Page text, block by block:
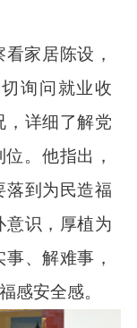
家居陈设，
询问就业收
，详细了解党
。他指出，
落到为民造福
意识，厚植为
、解难事，
感安全感。